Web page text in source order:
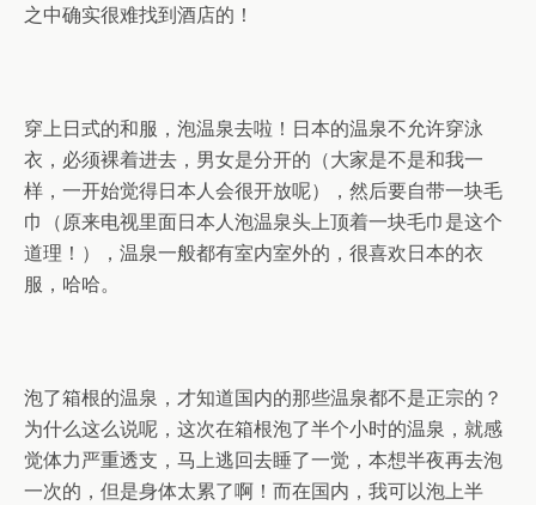
之中确实很难找到酒店的！
穿上日式的和服，泡温泉去啦！日本的温泉不允许穿泳
衣，必须裸着进去，男女是分开的（大家是不是和我一
样，一开始觉得日本人会很开放呢），然后要自带一块毛
巾（原来电视里面日本人泡温泉头上顶着一块毛巾是这个
道理！），温泉一般都有室内室外的，很喜欢日本的衣
服，哈哈。
泡了箱根的温泉，才知道国内的那些温泉都不是正宗的？
为什么这么说呢，这次在箱根泡了半个小时的温泉，就感
觉体力严重透支，马上逃回去睡了一觉，本想半夜再去泡
一次的，但是身体太累了啊！而在国内，我可以泡上半